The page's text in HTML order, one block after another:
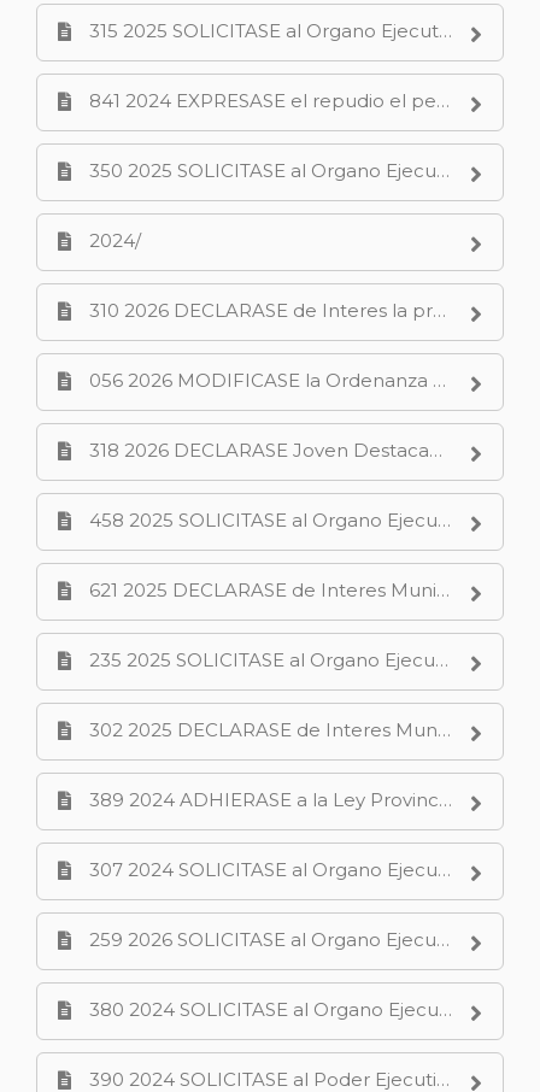
315 2025 SOLICITASE al Organo Ejecutivo Municipal realice poner carteleria y remita informe respecto al canal ubicado sobre la calle Richieri.PDF
841 2024 EXPRESASE el repudio el pedido de derogaciÃ³n del proceso de subasta de inmuebles del Estado Nacional dispuesto mediante Decreto NÂº 950 2024.pdf
350 2025 SOLICITASE al Organo Ejecutivo Municipal informe sobre la aplicacion de la Ordenanza N 12875 Techos Verdes Superficies cubiertas de vegetacion.PDF
2024/
310 2026 DECLARASE de Interes la presentacion del libro El despertar del alma de la escritora neuquina Carolina Gastaldi.PDF
056 2026 MODIFICASE la Ordenanza N 15065 Tarifaria 2026.PDF
318 2026 DECLARASE Joven Destacada a la bailarina Micaela Vazquez por haber sido seleccionada para una beca de perfeccionamiento en el programa de verano del American Ball.PDF
458 2025 SOLICITASE al Organo Ejecutivo Municipal realice el relevamiento del estado de la plaza denominada Sargento Manuel Ulloa en el Barrio Gran Neuquen Sur.PDF
621 2025 DECLARASE de Interes Municipal el V Congreso Argentino de Seguridad Electrica C A S E a llevarse a cabo los dias 29 y 30 de agosto del 2025 en el Museo de Bellas A.PDF
235 2025 SOLICITASE al Organo Ejecutivo Municipal a traves del area que corresponda realice la instalacion de las garitas en la paradas establecida para el recorrido de la linea 20 del Servicio de.PDF
302 2025 DECLARASE de Interes Muncipal la participacion del deportista Miguel Angel Quique Messineo en el Campeonato Mundial Gran Fondo Nueva York GFNY a realizarse el dia 18 de mayo.PDF
389 2024 ADHIERASE a la Ley Provincial N 3245 Programa de Relevamiento Territorial para la Agricultura Familiar.PDF
307 2024 SOLICITASE al Organo Ejecutivo Municipal contemple el resguardo del lote identificado con la Nomenclatura Catastral N 09 20 063 7816 0000.PDF
259 2026 SOLICITASE al Organo Ejecutivo Municipal informe sobre el estado de funcionamiento de la plataforma IMPULSA Red Digital de Empleo.PDF
380 2024 SOLICITASE al Organo Ejecutivo Municipal realice la reparacion y el mantenimiento del alumbrado de la plaza denominada La Amistad ubicada en el Barrio Santa Genoveva.PDF
390 2024 SOLICITASE al Poder Ejecutivo Provincial la reglamentacion de la Ley Provincial N 3245 Programa de Relevamiento Territorial para la Agricultura Familiar.PDF